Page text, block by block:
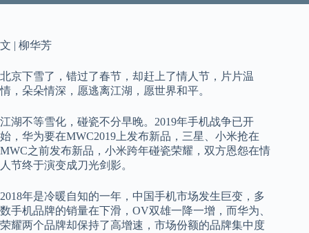
文 | 柳华芳
北京下雪了，错过了春节，却赶上了情人节，片片温
情，朵朵情深，愿逃离江湖，愿世界和平。
江湖不等雪化，碰瓷不分早晚。2019年手机战争已开
始，华为要在MWC2019上发布新品，三星、小米抢在
MWC之前发布新品，小米跨年碰瓷荣耀，双方恩怨在情
人节终于演变成刀光剑影。
2018年是冷暖自知的一年，中国手机市场发生巨变，多
数手机品牌的销量在下滑，OV双雄一降一增，而华为、
荣耀两个品牌却保持了高增速，市场份额的品牌集中度